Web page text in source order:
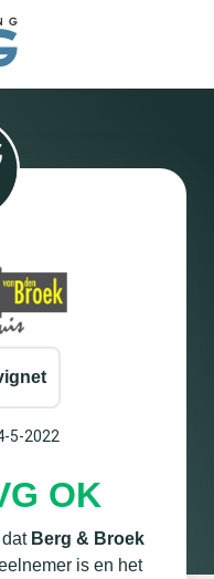
5-2022
OK
dat Berg & Broek
is en het